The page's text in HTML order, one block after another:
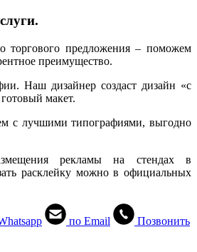
торгового предложения – поможем
преимущество.
Наш дизайнер создаст дизайн «с
макет.
с лучшими типографиями, выгодно
рекламы на стендах в
расклейку можно в официальных
по Email Позвонить